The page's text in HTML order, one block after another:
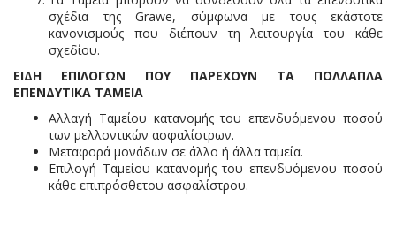
σχέδια της Grawe, σύμφωνα με τους εκάστοτε
κανονισμούς που διέπουν τη λειτουργία του κάθε
σχεδίου.
ΕΙΔΗ ΕΠΙΛΟΓΩΝ ΠΟΥ ΠΑΡΕΧΟΥΝ ΤΑ ΠΟΛΛΑΠΛΑ
ΕΠΕΝΔΥΤΙΚΑ ΤΑΜΕΙΑ
Αλλαγή Ταμείου κατανομής του επενδυόμενου ποσού
των μελλοντικών ασφαλίστρων.
Μεταφορά μονάδων σε άλλο ή άλλα ταμεία.
Επιλογή Ταμείου κατανομής του επενδυόμενου ποσού
κάθε επιπρόσθετου ασφαλίστρου.